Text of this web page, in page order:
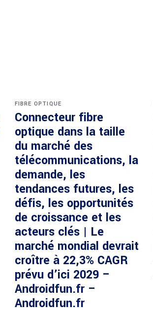
FIBRE OPTIQUE
Connecteur fibre
optique dans la taille
du marché des
télécommunications, la
demande, les
tendances futures, les
défis, les opportunités
de croissance et les
acteurs clés | Le
marché mondial devrait
croître à 22,3% CAGR
prévu d’ici 2029 –
Androidfun.fr –
Androidfun.fr